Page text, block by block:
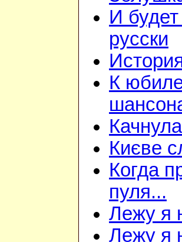
И
русски
К
Києве
Когда
пуля...
Лежу я
Лежу я